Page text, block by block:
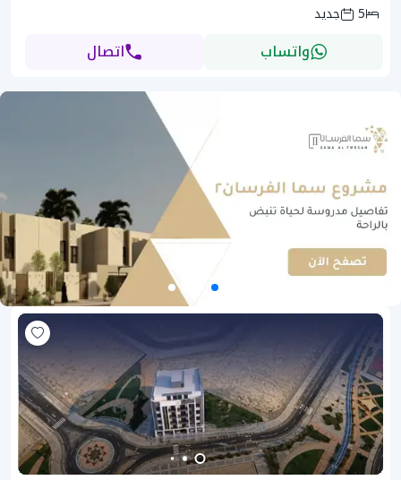
5
جديد
واتساب اتصال